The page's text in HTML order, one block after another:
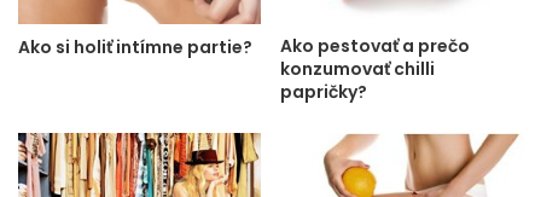
Ako si holiť intímne partie?
Ako pestovať a prečo
konzumovať chilli
papričky?